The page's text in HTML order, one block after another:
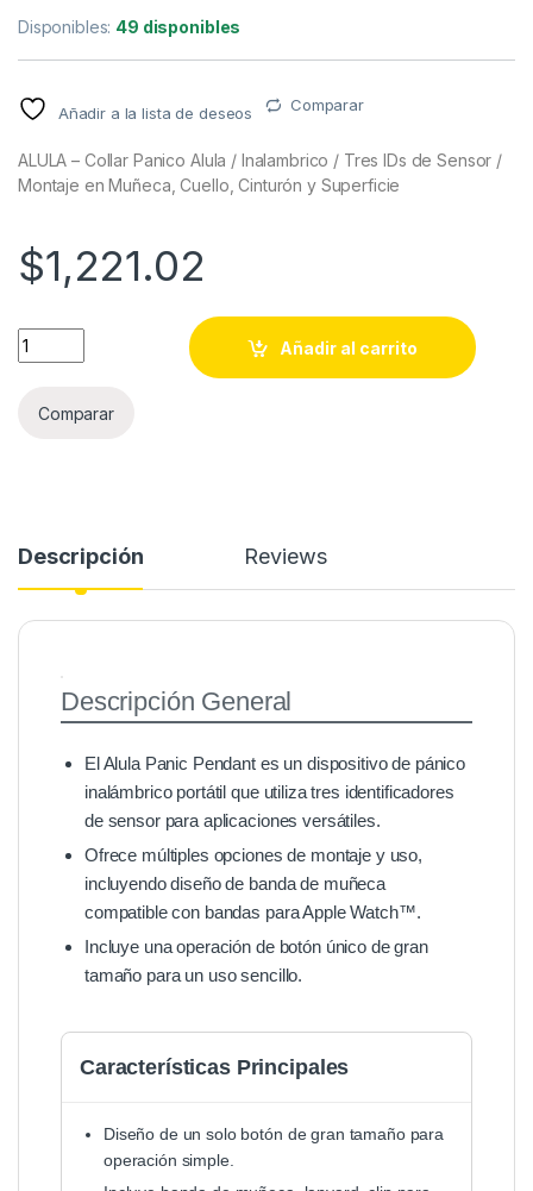
Disponibles: 49 disponibles
Añadir a la lista de deseos Comparar
ALULA – Collar Panico Alula / Inalambrico / Tres IDs de Sensor /
Montaje en Muñeca, Cuello, Cinturón y Superficie
$1,221.02
ALULA - Collar Panico Alula / Inalambrico / Tres IDs de
Añadir al carrito
Comparar
Descripción Reviews
Descripción General
El Alula Panic Pendant es un dispositivo de pánico
inalámbrico portátil que utiliza tres identificadores
de sensor para aplicaciones versátiles.
Ofrece múltiples opciones de montaje y uso,
incluyendo diseño de banda de muñeca
compatible con bandas para Apple Watch™.
Incluye una operación de botón único de gran
tamaño para un uso sencillo.
Características Principales
Diseño de un solo botón de gran tamaño para
operación simple.